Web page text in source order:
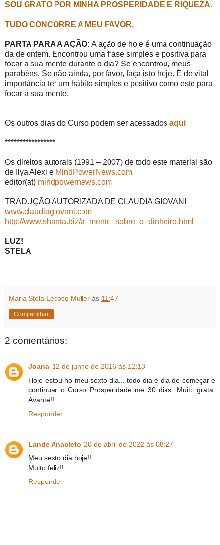
SOU GRATO POR MINHA PROSPERIDADE E RIQUEZA.
TUDO CONCORRE A MEU FAVOR.
PARTA PARA A AÇÃO: A ação de hoje é uma continuação
da de ontem. Encontrou uma frase simples e positiva para
focar a sua mente durante o dia? Se encontrou, meus
parabéns. Se não ainda, por favor, faça isto hoje. É de vital
importância ter um hábito simples e positivo como este para
focar a sua mente.
Os outros dias do Curso podem ser acessados aqui
*****************
Os direitos autorais (1991 – 2007) de todo este material são
de Ilya Alexi e MindPowerNews.com
editor(at) mindpowernews.com
TRADUÇÃO AUTORIZADA DE CLAUDIA GIOVANI
www.claudiagiovani.com
http://www.shanta.biz/a_mente_sobre_o_dinheiro.html
LUZ!
STELA
Maria Stela Lecocq Muller às 11:47
Compartilhar
2 comentários:
Joana 12 de junho de 2016 às 12:13
Hoje estou no meu sexto dia... todo dia é dia de começar e
continuar o Curso Prosperidade me 30 dias. Muito grata.
Avante!!!
Responder
Lande Anacleto 20 de abril de 2022 às 08:27
Meu sexto dia hoje!!
Muito feliz!!
Responder